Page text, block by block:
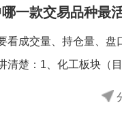
一款交易品种最
看成交量、持仓量、
清楚：1、化工板块（